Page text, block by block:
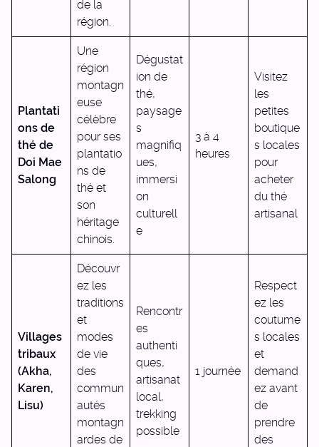
de la
région.
Plantati
ons de
thé de
Doi Mae
Salong
Une
région
montagn
euse
célèbre
pour ses
plantatio
ns de
thé et
son
héritage
chinois.
Dégustat
ion de
thé,
paysage
s
magnifiq
ues,
immersi
on
culturell
e
3 à 4
heures
Visitez
les
petites
boutique
s locales
pour
acheter
du thé
artisanal
Villages
tribaux
(Akha,
Karen,
Lisu)
Découvr
ez les
traditions
et
modes
de vie
des
commun
autés
montagn
ardes de
Rencontr
es
authenti
ques,
artisanat
local,
trekking
possible
1 journée
Respect
ez les
coutume
s locales
et
demand
ez avant
de
prendre
des